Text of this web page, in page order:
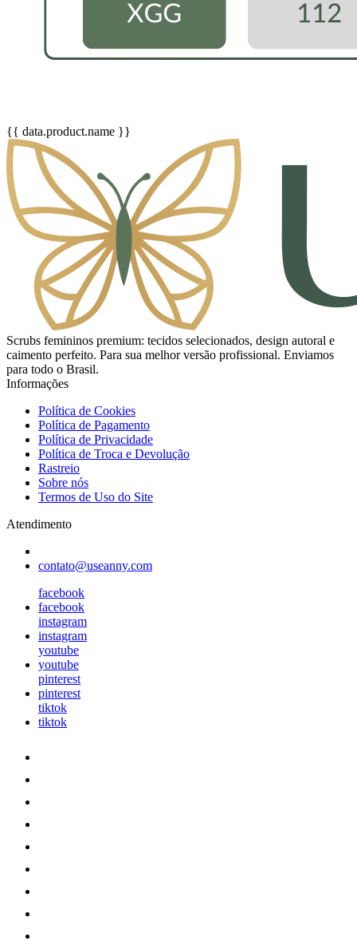
{{ data.product.name }}
Scrubs femininos premium: tecidos selecionados, design autoral e
caimento perfeito. Para sua melhor versão profissional. Enviamos
para todo o Brasil.
Informações
Política de Cookies
Política de Pagamento
Política de Privacidade
Política de Troca e Devolução
Rastreio
Sobre nós
Termos de Uso do Site
Atendimento
contato@useanny.com
facebook
facebook
instagram
instagram
youtube
youtube
pinterest
pinterest
tiktok
tiktok